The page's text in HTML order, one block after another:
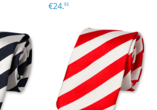
€24.95